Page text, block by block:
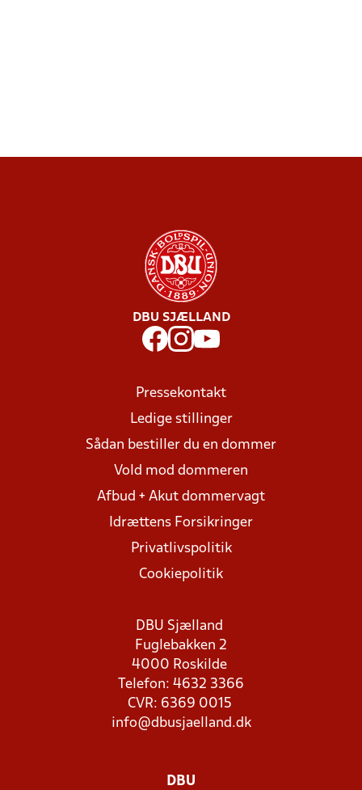
DBU SJÆLLAND
Pressekontakt
Ledige stillinger
Sådan bestiller du en dommer
Vold mod dommeren
Afbud + Akut dommervagt
Idrættens Forsikringer
Privatlivspolitik
Cookiepolitik
DBU Sjælland
Fuglebakken 2
4000 Roskilde
Telefon: 4632 3366
CVR: 6369 0015
info@dbusjaelland.dk
DBU